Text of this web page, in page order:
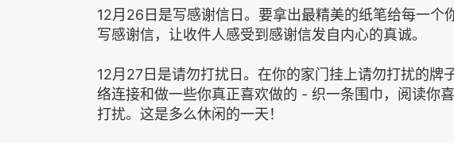
12月26日是写感谢信日。要拿出最精美的纸笔给每一个
写感谢信，让收件人感受到感谢信发自内心的真诚。
12月27日是请勿打扰日。在你的家门挂上请勿打扰的牌
络连接和做一些你真正喜欢做的 - 织一条围巾，阅读你
打扰。这是多么休闲的一天！